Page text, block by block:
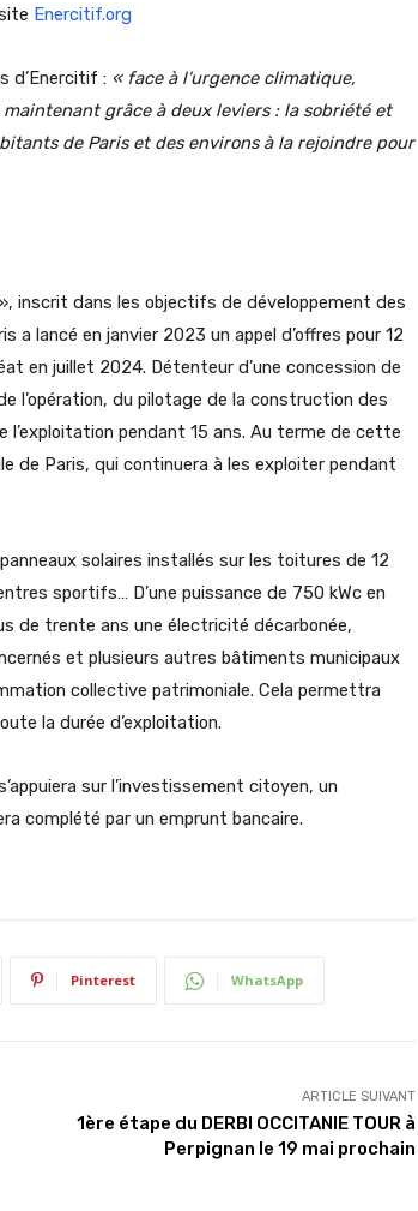
Enercitif.org
d’Enercitif : « face à l’urgence climatique,
grâce à deux leviers : la sobriété et
de Paris et des environs à la rejoindre pour
inscrit dans les objectifs de développement des
a lancé en janvier 2023 un appel d’offres pour 12
en juillet 2024. Détenteur d’une concession de
l’opération, du pilotage de la construction des
pendant 15 ans. Au terme de cette
de Paris, qui continuera à les exploiter pendant
solaires installés sur les toitures de 12
sportifs… D’une puissance de 750 kWc en
de trente ans une électricité décarbonée,
et plusieurs autres bâtiments municipaux
collective patrimoniale. Cela permettra
la durée d’exploitation.
sur l’investissement citoyen, un
complété par un emprunt bancaire.
Pinterest WhatsApp
ARTICLE SUIVANT
1ère étape du DERBI OCCITANIE TOUR à
Perpignan le 19 mai prochain